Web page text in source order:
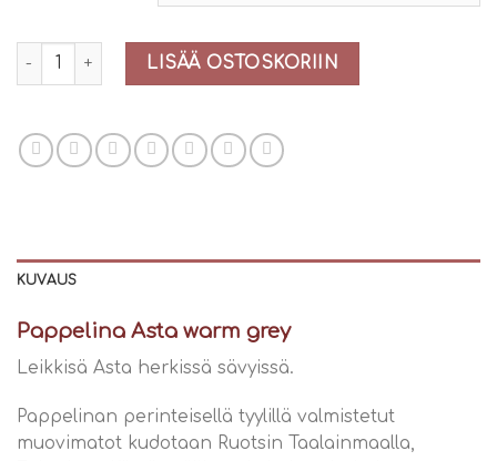
Pappelina Asta (warm grey) määrä
LISÄÄ OSTOSKORIIN
KUVAUS
Pappelina Asta warm grey
Leikkisä Asta herkissä sävyissä.
Pappelinan perinteisellä tyylillä valmistetut
muovimatot kudotaan Ruotsin Taalainmaalla,